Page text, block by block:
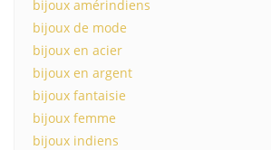
bijoux amérindiens
bijoux de mode
bijoux en acier
bijoux en argent
bijoux fantaisie
bijoux femme
bijoux indiens